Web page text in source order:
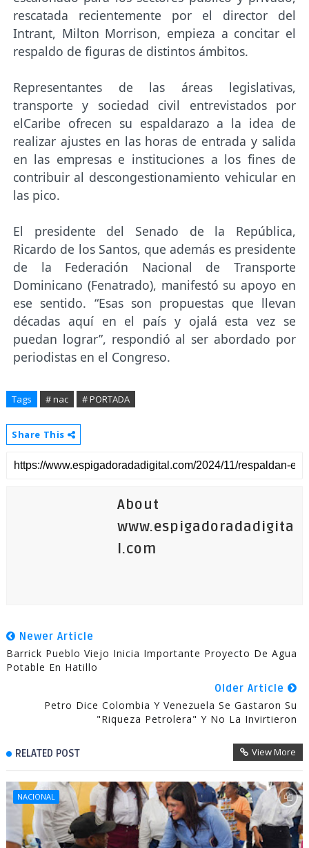
rescatada recientemente por el director del
Intrant, Milton Morrison, empieza a concitar el
respaldo de figuras de distintos ámbitos.
Representantes de las áreas legislativas,
transporte y sociedad civil entrevistados por
elCaribe ofrecen su espaldarazo a la idea de
realizar ajustes en las horas de entrada y salida
en las empresas e instituciones a los fines de
contribuir al descongestionamiento vehicular en
las pico.
El presidente del Senado de la República,
Ricardo de los Santos, que además es presidente
de la Federación Nacional de Transporte
Dominicano (Fenatrado), manifestó su apoyo en
ese sentido. “Esas son propuestas que llevan
décadas aquí en el país y ojalá esta vez se
puedan lograr”, respondió al ser abordado por
periodistas en el Congreso.
Tags # nac # PORTADA
Share This
About
www.espigadoradadigita
l.com
Newer Article
Barrick Pueblo Viejo Inicia Importante Proyecto De Agua
Potable En Hatillo
Older Article
Petro Dice Colombia Y Venezuela Se Gastaron Su
"riqueza Petrolera" Y No La Invirtieron
RELATED POST View More
NACIONAL